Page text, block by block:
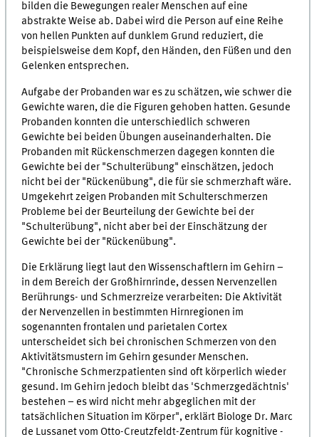
bilden die Bewegungen realer Menschen auf eine
abstrakte Weise ab. Dabei wird die Person auf eine Reihe
von hellen Punkten auf dunklem Grund reduziert, die
beispielsweise dem Kopf, den Händen, den Füßen und den
Gelenken entsprechen.
Aufgabe der Probanden war es zu schätzen, wie schwer die
Gewichte waren, die die Figuren gehoben hatten. Gesunde
Probanden konnten die unterschiedlich schweren
Gewichte bei beiden Übungen auseinanderhalten. Die
Probanden mit Rückenschmerzen dagegen konnten die
Gewichte bei der "Schulterübung" einschätzen, jedoch
nicht bei der "Rückenübung", die für sie schmerzhaft wäre.
Umgekehrt zeigen Probanden mit Schulterschmerzen
Probleme bei der Beurteilung der Gewichte bei der
"Schulterübung", nicht aber bei der Einschätzung der
Gewichte bei der "Rückenübung".
Die Erklärung liegt laut den Wissenschaftlern im Gehirn –
in dem Bereich der Großhirnrinde, dessen Nervenzellen
Berührungs- und Schmerzreize verarbeiten: Die Aktivität
der Nervenzellen in bestimmten Hirnregionen im
sogenannten frontalen und parietalen Cortex
unterscheidet sich bei chronischen Schmerzen von den
Aktivitätsmustern im Gehirn gesunder Menschen.
"Chronische Schmerzpatienten sind oft körperlich wieder
gesund. Im Gehirn jedoch bleibt das 'Schmerzgedächtnis'
bestehen – es wird nicht mehr abgeglichen mit der
tatsächlichen Situation im Körper", erklärt Biologe Dr. Marc
de Lussanet vom Otto-Creutzfeldt-Zentrum für kognitive -